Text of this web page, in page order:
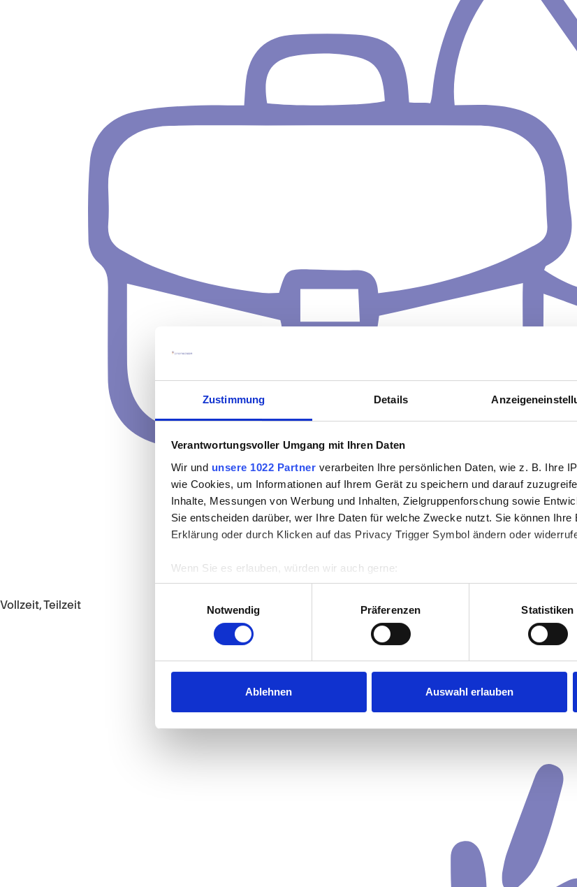
Zustimmung Details
Verantwortungsvoller Umgang mit Ihren Daten
Wir und unsere 1022 Partner verarbeiten Ihre persönlichen Daten, wie z. B. Ihre
wie Cookies, um Informationen auf Ihrem Gerät zu speichern und darauf
Inhalte, Messungen von Werbung und Inhalten, Zielgruppenforschung sowie
Sie entscheiden darüber, wer Ihre Daten für welche Zwecke nutzt. Sie können
Erklärung oder durch Klicken auf das Privacy Trigger Symbol ändern oder
Wenn Sie es erlauben, würden wir auch gerne:
Informationen über Ihre geografische Lage erfassen, welche bis auf einige
Ihr Gerät durch aktives Scannen nach bestimmten Merkmalen
Erfahren Sie mehr darüber, wie Ihre persönlichen Daten verarbeitet werden, und
Einzelheitenfest.
Wir verwenden Cookies, um Inhalte und Anzeigen zu personalisieren, Funktionen
und die Zugriffe auf unsere Website zu analysieren. Außerdem geben wir
Website an unsere Partner für soziale Medien, Werbung und Analysen weiter.
Notwendig
Präferenzen Statistiken
Ablehnen Auswahl erlauben
Vollzeit, Teilzeit